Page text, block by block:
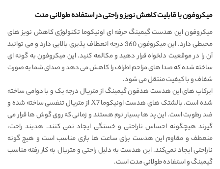
میکروفون با قابلیت کاهش نویز و راحتی در استفاده طولانی مدت
میکروفون این هدست گیمینگ حرفه ای اونیکوما تکنولوژی کاهش نویز های
محیطی دارد. این میکروفون 360 درجه انعطاف پذیری بالایی دارد و می توانید
آن را در موقعیت دلخواه قرار دهید و مکالمه کنید. این میکروفون به گونه ای
ساخته شده که صدا های مزاحم اطراف را کاهش می دهد و صدای شما به صورت
شفاف و با کیفیت منتقل می شود.
ایرکاپ های این هدست هدفون گیمینگ از متریال درجه یک و با دوامی ساخته
شده است. بالشتک های هدست اونیکوما X7 از متریال تنفسی ساخته شده و
ضد رطوبت است. این پد ها بسیار نرم هستند و زمانی که روی گوش ها قرار می
گیرند هیچگونه احساس ناراحتی و خستگی ایجاد نمی کنند. هدبند راحت،
منعطف و مقاوم این هدست برای ساعت ها بازی مناسب است و هیچ گونه
ناراحتی ایجاد نمی‌کند. این هدست به دلیل راحتی و متریال به کار رفته مناسب
گیمینگ و استفاده طولانی مدت است.